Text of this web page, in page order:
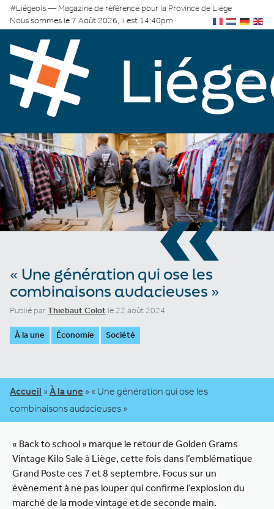
#Liégeois — Magazine de référence pour la Province de Liège
Nous sommes le 7 Août 2026, il est 14:40pm
«
« Une génération qui ose les
combinaisons audacieuses »
Publié parThiebaut Colot le 22 août 2024
À la une Économie Société
Accueil » À la une » « Une génération qui ose les
combinaisons audacieuses »
« Back to school » marque le retour de Golden Grams
Vintage Kilo Sale à Liège, cette fois dans l’emblématique
Grand Poste ces 7 et 8 septembre. Focus sur un
évènement à ne pas louper qui confirme l’explosion du
marché de la mode vintage et de seconde main.